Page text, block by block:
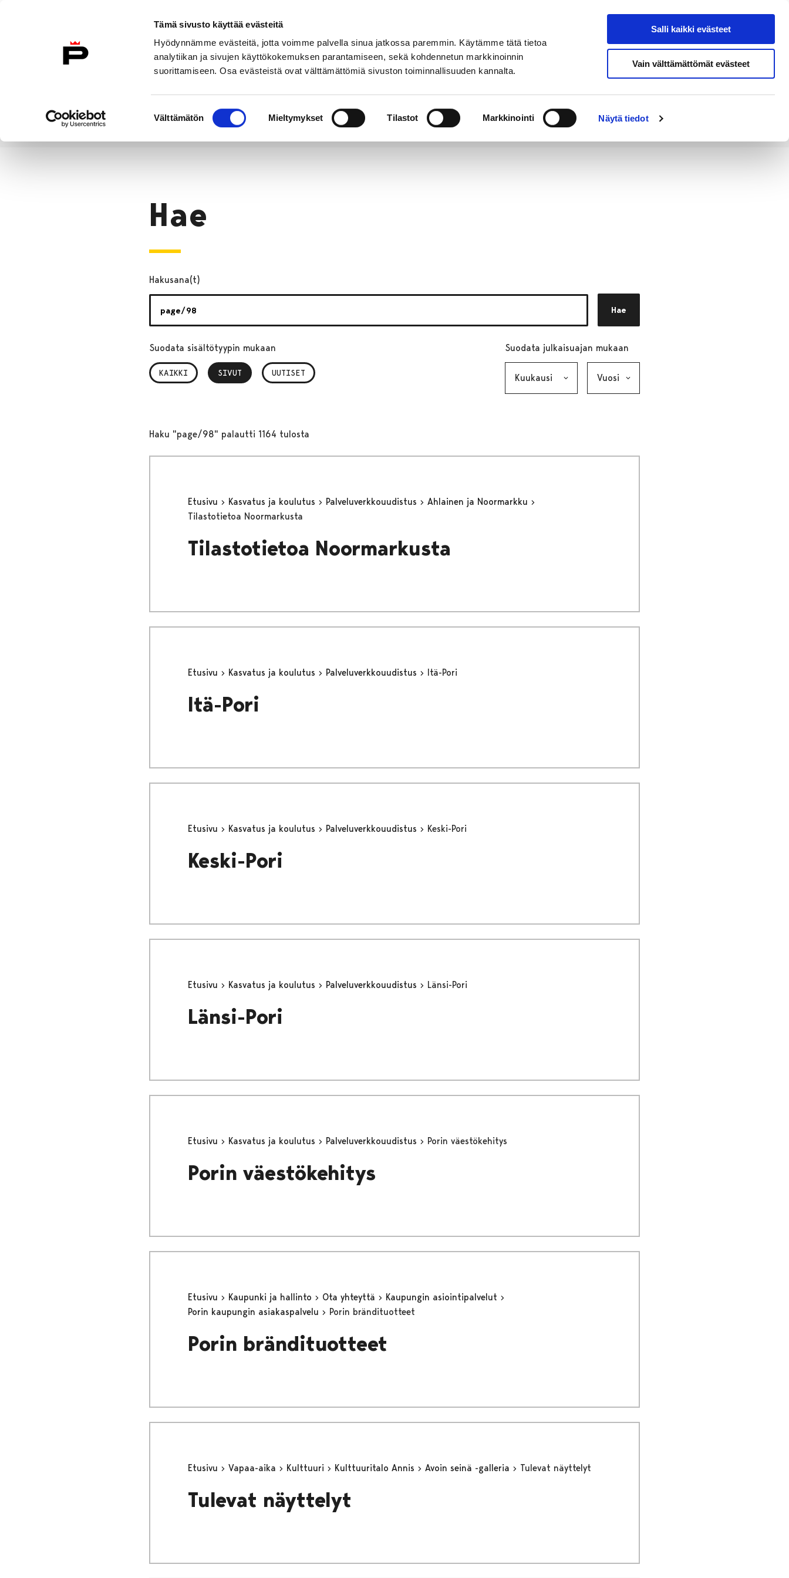
Tämä sivusto käyttää evästeitä
Hyödynnämme evästeitä, jotta voimme palvella sinua jatkossa paremmin. Käytämme tätä tietoa
analytiikan ja sivujen käyttökokemuksen parantamiseen, sekä kohdennetun markkinoinnin
suorittamiseen. Osa evästeistä ovat välttämättömiä sivuston toiminnallisuuden kannalta.
valinta
Välttämätön Mieltymykset Tilastot Markkinointi Näytä tiedot
Salli kaikki evästeet
Vain välttämättömät evästeet
Etusivulle
Hae sivustolta
Etusivu
Hae
Hakusana(t)
Hae
Suodata sisältötyypin mukaan
KAIKKI SIVUT
, VALITTU UUTISET
Suodata julkaisuajan mukaan
Haku "page/98" palautti 1164 tulosta
Etusivu Kasvatus ja koulutus Palveluverkkouudistus
Ahlainen ja Noormarkku
Tilastotietoa Noormarkusta
Tilastotietoa Noormarkusta
Etusivu Kasvatus ja koulutus Palveluverkkouudistus Itä-Pori
Itä-Pori
Etusivu Kasvatus ja koulutus Palveluverkkouudistus Keski-Pori
Keski-Pori
Etusivu Kasvatus ja koulutus Palveluverkkouudistus Länsi-Pori
Länsi-Pori
Etusivu Kasvatus ja koulutus Palveluverkkouudistus Porin väestökehitys
Porin väestökehitys
Etusivu Kaupunki ja hallinto Ota yhteyttä
Kaupungin asiointipalvelut
Porin kaupungin asiakaspalvelu
Porin brändituotteet
Porin brändituotteet
Etusivu Vapaa-aika Kulttuuri Kulttuuritalo Annis Avoin seinä -galleria Tulevat näyttelyt
Tulevat näyttelyt